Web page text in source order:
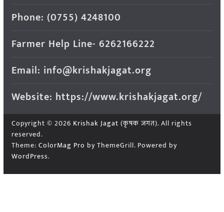
Phone: (0755) 4248100
Farmer Help Line- 6262166222
Email: info@krishakjagat.org
Website: https://www.krishakjagat.org/
Copyright © 2026 Krishak Jagat (कृषक जगत). All rights
reserved.
Theme: ColorMag Pro by ThemeGrill. Powered by
WordPress.